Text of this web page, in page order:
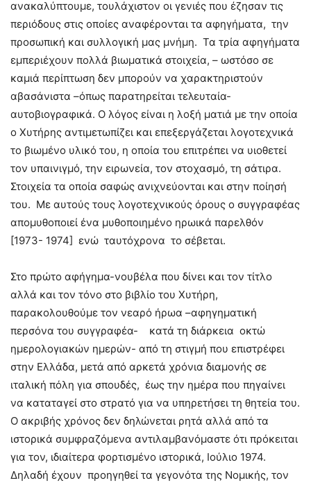
ανακαλύπτουμε, τουλάχιστον οι γενιές που έζησαν τις
περιόδους στις οποίες αναφέρονται τα αφηγήματα, την
προσωπική και συλλογική μας μνήμη. Τα τρία αφηγήματα
εμπεριέχουν πολλά βιωματικά στοιχεία, – ωστόσο σε
καμιά περίπτωση δεν μπορούν να χαρακτηριστούν
αβασάνιστα –όπως παρατηρείται τελευταία-
αυτοβιογραφικά. Ο λόγος είναι η λοξή ματιά με την οποία
ο Χυτήρης αντιμετωπίζει και επεξεργάζεται λογοτεχνικά
το βιωμένο υλικό του, η οποία του επιτρέπει να υιοθετεί
τον υπαινιγμό, την ειρωνεία, τον στοχασμό, τη σάτιρα.
Στοιχεία τα οποία σαφώς ανιχνεύονται και στην ποίησή
του. Με αυτούς τους λογοτεχνικούς όρους ο συγγραφέας
απομυθοποιεί ένα μυθοποιημένο ηρωικά παρελθόν
[1973- 1974] ενώ ταυτόχρονα το σέβεται.
Στο πρώτο αφήγημα-νουβέλα που δίνει και τον τίτλο
αλλά και τον τόνο στο βιβλίο του Χυτήρη,
παρακολουθούμε τον νεαρό ήρωα –αφηγηματική
περσόνα του συγγραφέα-
κατά τη διάρκεια οκτώ
ημερολογιακών ημερών- από τη στιγμή που επιστρέφει
στην Ελλάδα, μετά από αρκετά χρόνια διαμονής σε
ιταλική πόλη για σπουδές, έως την ημέρα που πηγαίνει
να καταταγεί στο στρατό για να υπηρετήσει τη θητεία του.
Ο ακριβής χρόνος δεν δηλώνεται ρητά αλλά από τα
ιστορικά συμφραζόμενα αντιλαμβανόμαστε ότι πρόκειται
για τον, ιδιαίτερα φορτισμένο ιστορικά, Ιούλιο 1974.
Δηλαδή έχουν προηγηθεί τα γεγονότα της Νομικής, τον